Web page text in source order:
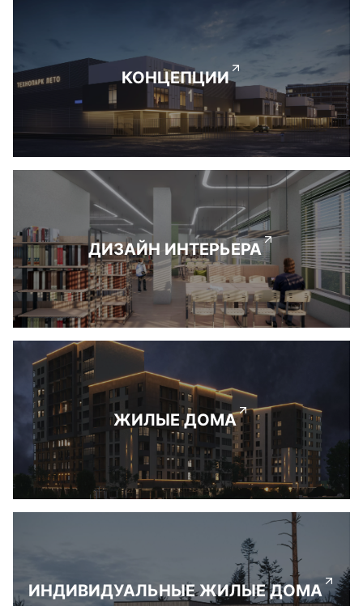
КОНЦЕПЦИИ
ДИЗАЙН ИНТЕРЬЕРА
ЖИЛЫЕ ДОМА
ИНДИВИДУАЛЬНЫЕ ЖИЛЫЕ ДОМА